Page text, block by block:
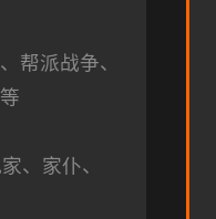
帮派战争、
、家仆、